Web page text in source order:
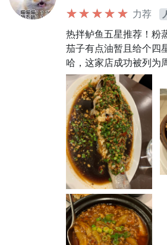
力荐
热拌鲈鱼五星推荐！粉
茄子有点油暂且给个四
哈，这家店成功被列为